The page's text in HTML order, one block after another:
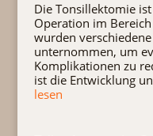
Die Tonsillektomie
Operation im
wurden
unternommen, um
Komplikationen zu
ist die Entwicklung
lesen